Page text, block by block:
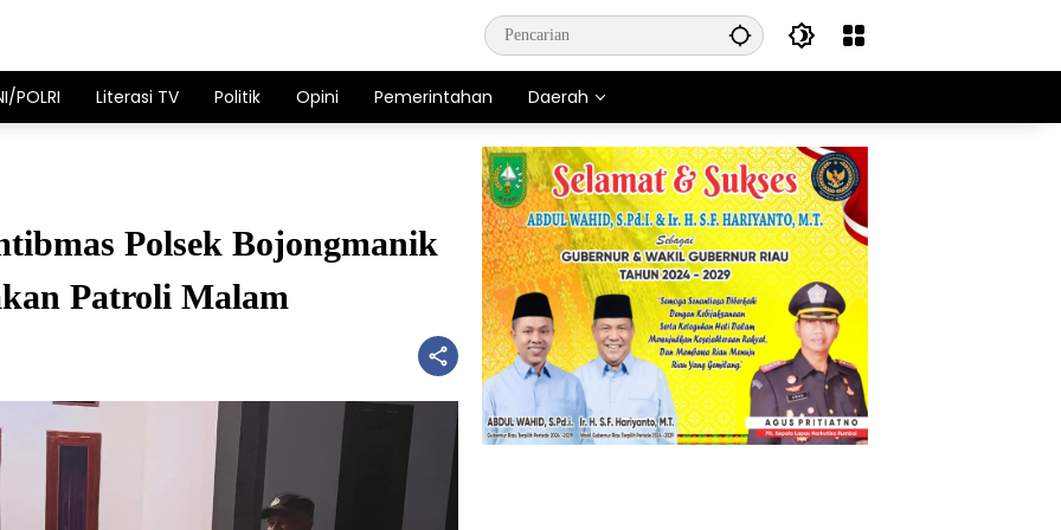
POLRI Literasi TV Politik Opini Pemerintahan Daerah
Polsek Bojongmanik
Patroli Malam